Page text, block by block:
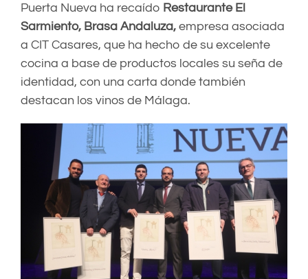
Puerta Nueva ha recaído Restaurante El
Sarmiento, Brasa Andaluza,empresa asociada
a CIT Casares, que ha hecho de su excelente
cocina a base de productos locales su seña de
identidad, con una carta donde también
destacan los vinos de Málaga.